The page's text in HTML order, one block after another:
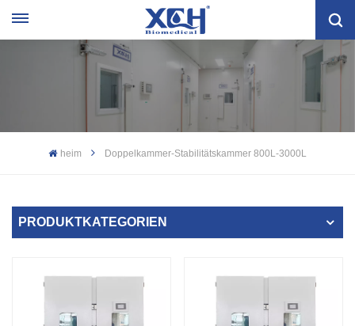
heim Doppelkammer-Stabilitätskammer 800L-3000L
PRODUKTKATEGORIEN